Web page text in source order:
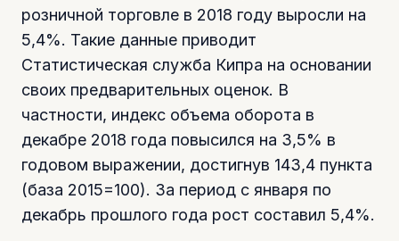
розничной торговле в 2018 году выросли на
5,4%. Такие данные приводит
Статистическая служба Кипра на основании
своих предварительных оценок. В
частности, индекс объема оборота в
декабре 2018 года повысился на 3,5% в
годовом выражении, достигнув 143,4 пункта
(база 2015=100). За период с января по
декабрь прошлого года рост составил 5,4%.